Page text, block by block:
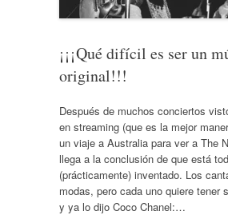
¡¡¡Qué difícil es ser un
original!!!
Después de muchos conciertos
en streaming (que es la mejor
un viaje a Australia para ver a The
llega a la conclusión de que está
(prácticamente) inventado. Los
modas, pero cada uno quiere tener
y ya lo dijo Coco Chanel:…